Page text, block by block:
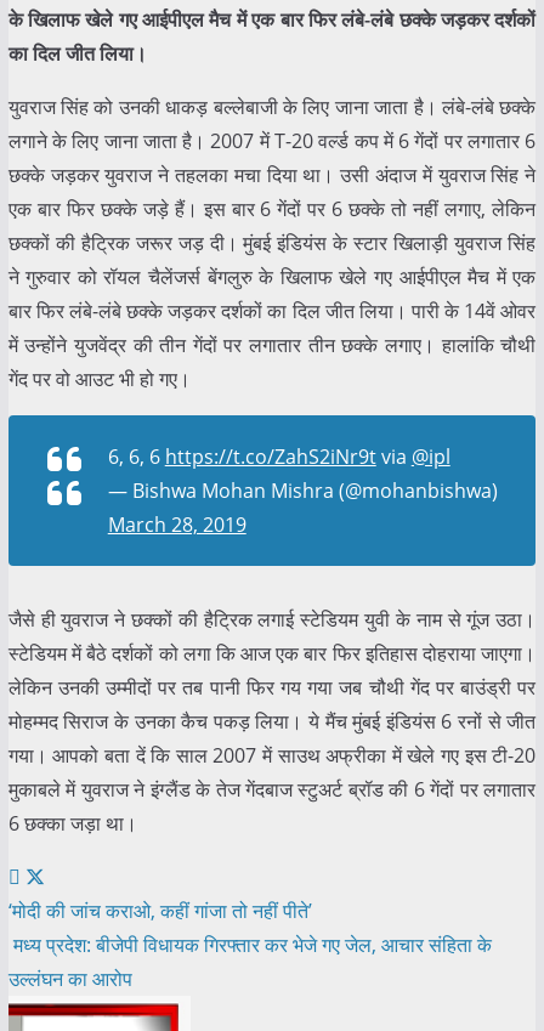
के खिलाफ खेले गए आईपीएल मैच में एक बार फिर लंबे-लंबे छक्के जड़कर दर्शकों
का दिल जीत लिया।
युवराज सिंह को उनकी धाकड़ बल्लेबाजी के लिए जाना जाता है। लंबे-लंबे छक्के
लगाने के लिए जाना जाता है। 2007 में T-20 वर्ल्ड कप में 6 गेंदों पर लगातार 6
छक्के जड़कर युवराज ने तहलका मचा दिया था। उसी अंदाज में युवराज सिंह ने
एक बार फिर छक्के जड़े हैं। इस बार 6 गेंदों पर 6 छक्के तो नहीं लगाए, लेकिन
छक्कों की हैट्रिक जरूर जड़ दी। मुंबई इंडियंस के स्टार खिलाड़ी युवराज सिंह
ने गुरुवार को रॉयल चैलेंजर्स बेंगलुरु के खिलाफ खेले गए आईपीएल मैच में एक
बार फिर लंबे-लंबे छक्के जड़कर दर्शकों का दिल जीत लिया। पारी के 14वें ओवर
में उन्होंने युजवेंद्र की तीन गेंदों पर लगातार तीन छक्के लगाए। हालांकि चौथी
गेंद पर वो आउट भी हो गए।
6, 6, 6 https://t.co/ZahS2iNr9tvia @ipl
— Bishwa Mohan Mishra (@mohanbishwa)
March 28, 2019
जैसे ही युवराज ने छक्कों की हैट्रिक लगाई स्टेडियम युवी के नाम से गूंज उठा।
स्टेडियम में बैठे दर्शकों को लगा कि आज एक बार फिर इतिहास दोहराया जाएगा।
लेकिन उनकी उम्मीदों पर तब पानी फिर गय गया जब चौथी गेंद पर बाउंड्री पर
मोहम्मद सिराज के उनका कैच पकड़ लिया। ये मैंच मुंबई इंडियंस 6 रनों से जीत
गया। आपको बता दें कि साल 2007 में साउथ अफ्रीका में खेले गए इस टी-20
मुकाबले में युवराज ने इंग्लैंड के तेज गेंदबाज स्टुअर्ट ब्रॉड की 6 गेंदों पर लगातार
6 छक्का जड़ा था।
Post
navigation
‘मोदी की जांच कराओ, कहीं गांजा तो नहीं पीते’
मध्य प्रदेश: बीजेपी विधायक गिरफ्तार कर भेजे गए जेल, आचार संहिता के
उल्लंघन का आरोप